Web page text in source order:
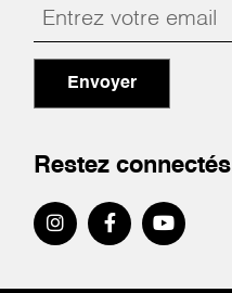
Envoyer
Restez connectés